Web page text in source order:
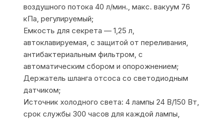
воздушного потока 40 л/мин., макс. вакуум 76
кПа, регулируемый;
Емкость для секрета — 1,25 л,
автоклавируемая, с защитой от переливания,
антибактериальным фильтром, с
автоматическим сбором и опорожнением;
Держатель шланга отсоса со светодиодным
датчиком;
Источник холодного света: 4 лампы 24 В/150 Вт,
срок службы 300 часов для каждой лампы,